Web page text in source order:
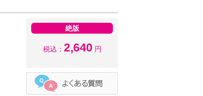
絶版
税込： 2,640 円